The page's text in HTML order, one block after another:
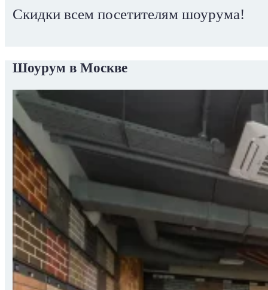
Скидки всем посетителям шоурума!
Шоурум в Москве